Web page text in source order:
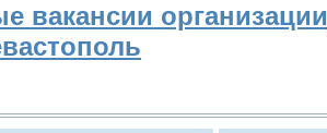
вакансии организации